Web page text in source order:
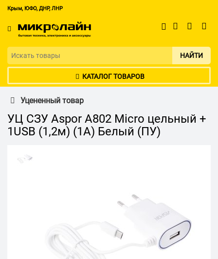
Крым, ЮФО, ДНР, ЛНР
НАЙТИ
КАТАЛОГ ТОВАРОВ
Уцененный товар
УЦ СЗУ Aspor А802 Micro цельный +
1USB (1,2м) (1А) Белый (ПУ)